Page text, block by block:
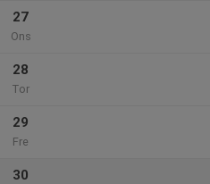
27
Ons
28
Tor
29
Fre
30